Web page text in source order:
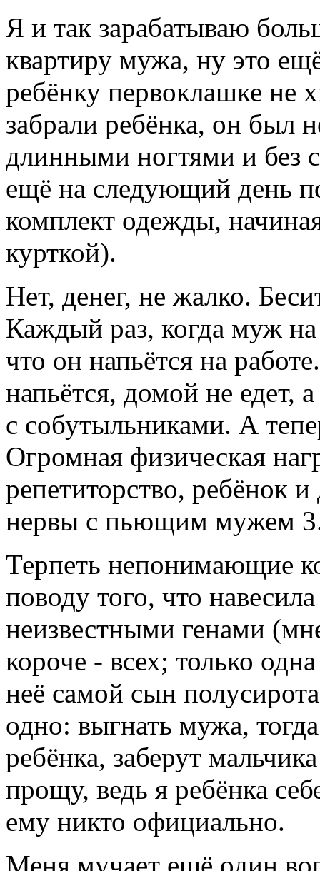
Я и так зарабатываю
квартиру мужа, ну это
ребёнку первоклашке не
забрали ребёнка, он был
длинными ногтями и без
ещё на следующий день
комплект одежды,
курткой).
Нет, денег, не жалко.
Каждый раз, когда муж на
что он напьётся на
напьётся, домой не едет,
с собутыльниками. А
Огромная физическая
репетиторство, ребёнок
нервы с пьющим мужем
Терпеть непонимающие
поводу того, что
неизвестными генами
короче - всех; только
неё самой сын
одно: выгнать мужа,
ребёнка, заберут
прощу, ведь я ребёнка
ему никто официально.
Меня мучает ещё один